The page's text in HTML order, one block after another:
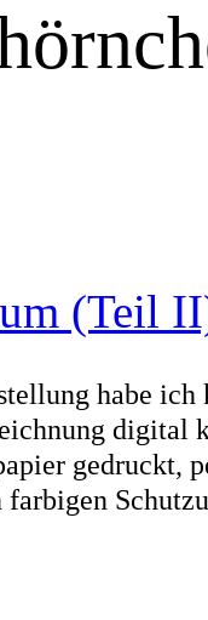
(Teil
habe
digital
gedruckt,
farbigen